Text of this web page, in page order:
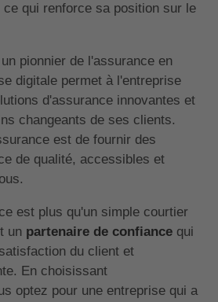
ce qui renforce sa position sur le
pionnier de l'assurance en
digitale permet à l'entreprise
d'assurance innovantes et
changeants de ses clients.
est de fournir des
de qualité, accessibles et
est plus qu'un simple courtier
un partenaire de confiancequi
du client et
En choisissant
optez pour une entreprise qui a